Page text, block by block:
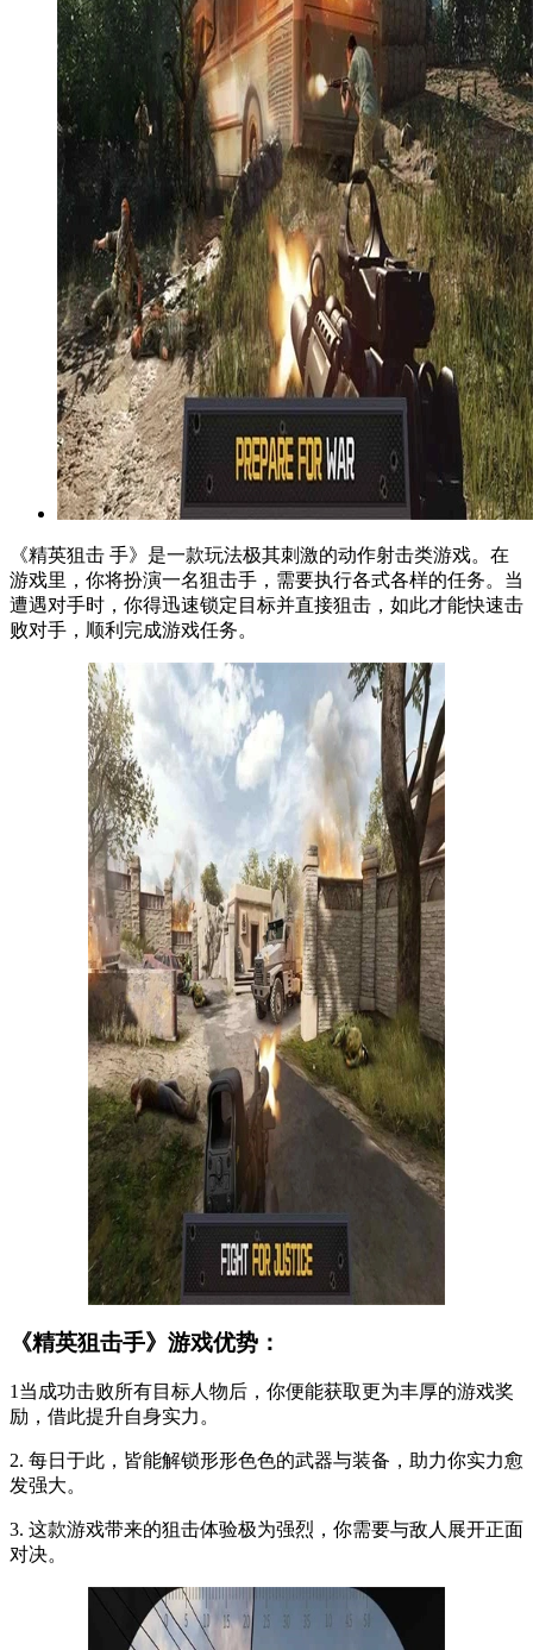
《精英狙击 手》是一款玩法极其刺激的动作射击类游戏。在
游戏里，你将扮演一名狙击手，需要执行各式各样的任务。当
遭遇对手时，你得迅速锁定目标并直接狙击，如此才能快速击
败对手，顺利完成游戏任务。
《精英狙击手》游戏优势：
1当成功击败所有目标人物后，你便能获取更为丰厚的游戏奖
励，借此提升自身实力。
2. 每日于此，皆能解锁形形色色的武器与装备，助力你实力愈
发强大。
3. 这款游戏带来的狙击体验极为强烈，你需要与敌人展开正面
对决。